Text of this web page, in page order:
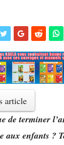
article
de terminer
aux enfants ?